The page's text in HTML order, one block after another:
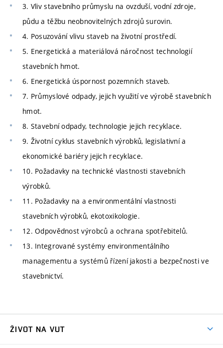
3. Vliv stavebního průmyslu na ovzduší, vodní zdroje,
půdu a těžbu neobnovitelných zdrojů surovin.
4. Posuzování vlivu staveb na životní prostředí.
5. Energetická a materiálová náročnost technologií
stavebních hmot.
6. Energetická úspornost pozemních staveb.
7. Průmyslové odpady, jejich využití ve výrobě stavebních
hmot.
8. Stavební odpady, technologie jejich recyklace.
9. Životní cyklus stavebních výrobků, legislativní a
ekonomické bariéry jejich recyklace.
10. Požadavky na technické vlastnosti stavebních
výrobků.
11. Požadavky na a environmentální vlastnosti
stavebních výrobků, ekotoxikologie.
12. Odpovědnost výrobců a ochrana spotřebitelů.
13. Integrované systémy environmentálního
managementu a systémů řízení jakosti a bezpečnosti ve
stavebnictví.
ŽIVOT NA VUT